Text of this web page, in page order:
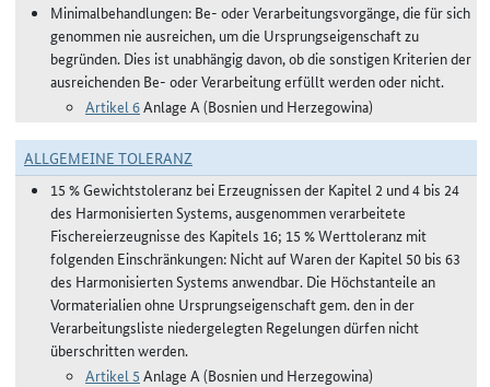
Minimalbehandlungen: Be- oder Verarbeitungsvorgänge, die für sich
genommen nie ausreichen, um die Ursprungseigenschaft zu
begründen. Dies ist unabhängig davon, ob die sonstigen Kriterien der
ausreichenden Be- oder Verarbeitung erfüllt werden oder nicht.
Artikel 6Anlage A (Bosnien und Herzegowina)
ALLGEMEINE TOLERANZ
15 % Gewichtstoleranz bei Erzeugnissen der Kapitel 2 und 4 bis 24
des Harmonisierten Systems, ausgenommen verarbeitete
Fischereierzeugnisse des Kapitels 16; 15 % Werttoleranz mit
folgenden Einschränkungen: Nicht auf Waren der Kapitel 50 bis 63
des Harmonisierten Systems anwendbar. Die Höchstanteile an
Vormaterialien ohne Ursprungseigenschaft gem. den in der
Verarbeitungsliste niedergelegten Regelungen dürfen nicht
überschritten werden.
Artikel 5 Anlage A (Bosnien und Herzegowina)